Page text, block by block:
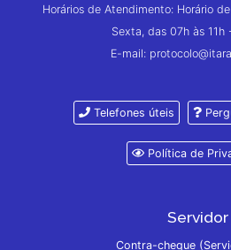
Horários de Atendimento: Horário
Sexta, das 07h às 11h
E-mail:
Telefones úteis
Política de
Servidor
Contra-cheque